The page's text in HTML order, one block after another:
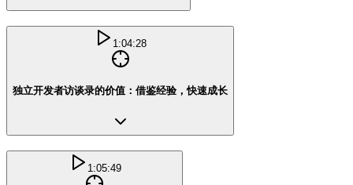
1:04:28
独立开发者访谈录的价值：借鉴经验，快速成长
1:05:49